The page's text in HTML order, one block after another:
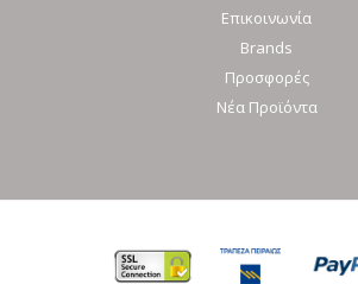
Επικοινωνία
Brands
Προσφορές
Νέα Προϊόντα